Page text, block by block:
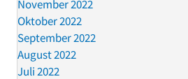
November 2022
Oktober 2022
September 2022
August 2022
Juli 2022